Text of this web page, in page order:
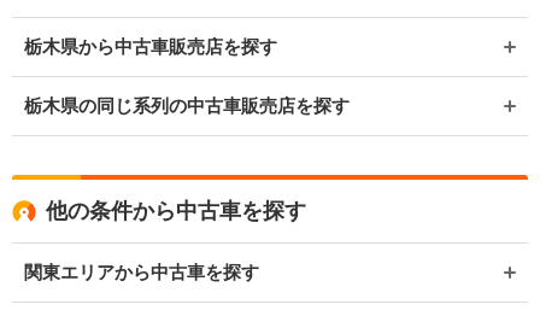
栃木県から中古車販売店を探す
栃木県の同じ系列の中古車販売店を探す
他の条件から中古車を探す
関東エリアから中古車を探す